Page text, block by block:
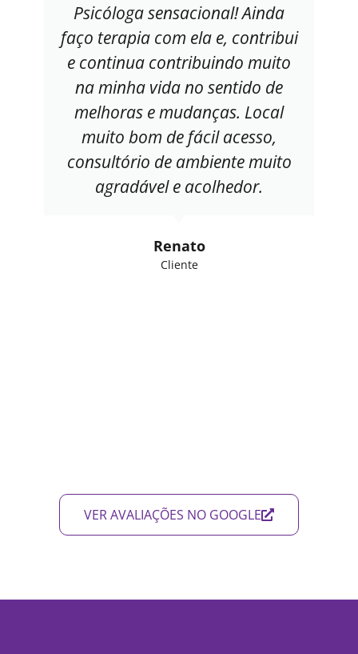
Psicóloga sensacional! Ainda
faço terapia com ela e, contribui
e continua contribuindo muito
na minha vida no sentido de
melhoras e mudanças. Local
muito bom de fácil acesso,
consultório de ambiente muito
agradável e acolhedor.
Renato
Cliente
VER AVALIAÇÕES NO GOOGLE